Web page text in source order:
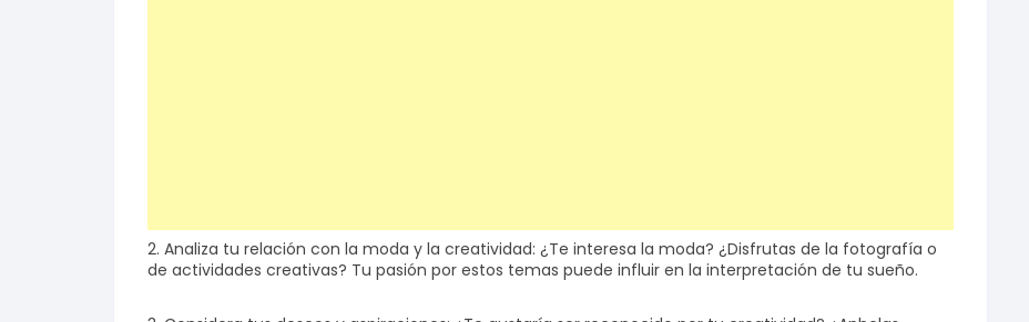
2. Analiza tu relación con la moda y la creatividad: ¿Te interesa la moda? ¿Disfrutas de la fotografía o
de actividades creativas? Tu pasión por estos temas puede influir en la interpretación de tu sueño.